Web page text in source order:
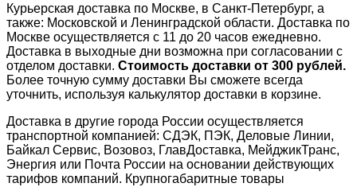
Курьерская доставка по Москве, в Санкт-Петербург, а
также: Московской и Ленинградской области. Доставка по
Москве осуществляется с 11 до 20 часов ежедневно.
Доставка в выходные дни возможна при согласовании с
отделом доставки. Стоимость доставки от 300 рублей.
Более точную сумму доставки Вы сможете всегда
уточнить, используя калькулятор доставки в корзине.
Доставка в другие города России осуществляется
транспортной компанией: СДЭК, ПЭК, Деловые Линии,
Байкал Сервис, Возовоз, ГлавДоставка, МейджикТранс,
Энергия или Почта России на основании действующих
тарифов компаний. Крупногабаритные товары